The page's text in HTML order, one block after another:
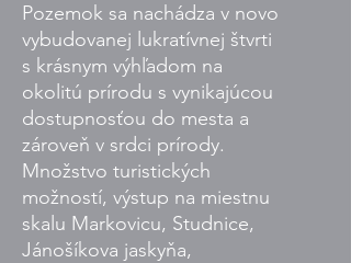
Pozemok sa nachádza v novo
vybudovanej lukratívnej štvrti
s krásnym výhľadom na
okolitú prírodu s vynikajúcou
dostupnosťou do mesta a
zároveň v srdci prírody.
Množstvo turistických
možností, výstup na miestnu
skalu Markovicu, Studnice,
Jánošíkova jaskyňa,